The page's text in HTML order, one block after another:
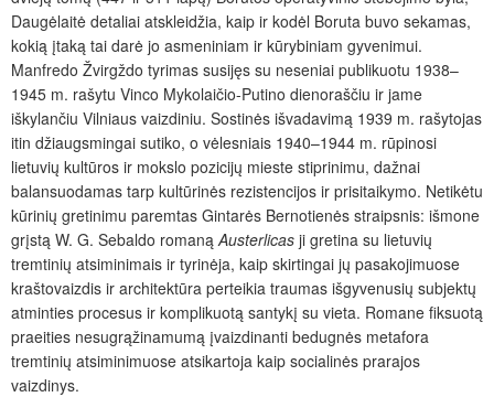
Daugėlaitė detaliai atskleidžia, kaip ir kodėl Boruta buvo sekamas,
kokią įtaką tai darė jo asmeniniam ir kūrybiniam gyvenimui.
Manfredo Žvirgždo tyrimas susijęs su neseniai publikuotu 1938–
1945 m. rašytu Vinco Mykolaičio-Putino dienoraščiu ir jame
iškylančiu Vilniaus vaizdiniu. Sostinės išvadavimą 1939 m. rašytojas
itin džiaugsmingai sutiko, o vėlesniais 1940–1944 m. rūpinosi
lietuvių kultūros ir mokslo pozicijų mieste stiprinimu, dažnai
balansuodamas tarp kultūrinės rezistencijos ir prisitaikymo. Netikėtu
kūrinių gretinimu paremtas Gintarės Bernotienės straipsnis: išmone
grįstą W. G. Sebaldo romaną Austerlicas ji gretina su lietuvių
tremtinių atsiminimais ir tyrinėja, kaip skirtingai jų pasakojimuose
kraštovaizdis ir architektūra perteikia traumas išgyvenusių subjektų
atminties procesus ir komplikuotą santykį su vieta. Romane fiksuotą
praeities nesugrąžinamumą įvaizdinanti bedugnės metafora
tremtinių atsiminimuose atsikartoja kaip socialinės prarajos
vaizdinys.